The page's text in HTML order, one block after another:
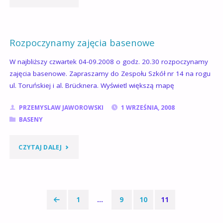
ZMIANA
!"
Rozpoczynamy zajęcia basenowe
W najbliższy czwartek 04-09.2008 o godz. 20.30 rozpoczynamy
zajęcia basenowe. Zapraszamy do Zespołu Szkół nr 14 na rogu
ul. Toruńskiej i al. Brücknera. Wyświetl większą mapę
PRZEMYSLAW JAWOROWSKI
1 WRZEŚNIA, 2008
BASENY
CZYTAJ DALEJ"ROZPOCZYNAMY
1 … 9 10 11